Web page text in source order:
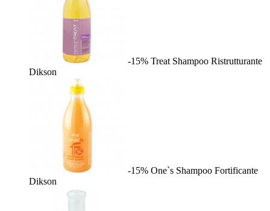
-15% Treat Shampoo Ristrutturante
Dikson
-15% One`s Shampoo Fortificante
Dikson